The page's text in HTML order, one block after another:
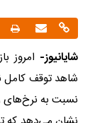
شایانیوز- امروز
شاهد توقف کامل
نسبت به نرخ‌های